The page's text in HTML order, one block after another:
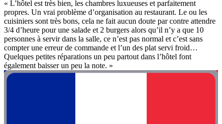
« L’hôtel est très bien, les chambres luxueuses et parfaitement
propres. Un vrai problème d’organisation au restaurant. Le ou les
cuisiniers sont très bons, cela ne fait aucun doute par contre attendre
3/4 d’heure pour une salade et 2 burgers alors qu’il n’y a que 10
personnes à servir dans la salle, ce n’est pas normal et c’est sans
compter une erreur de commande et l’un des plat servi froid…
Quelques petites réparations un peu partout dans l’hôtel font
également baisser un peu la note. »